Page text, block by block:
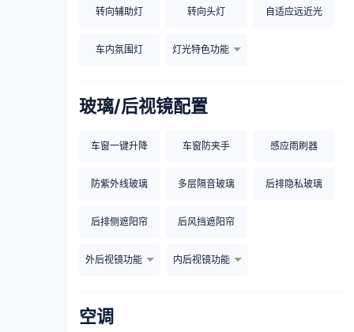
转向辅助灯 转向头灯 自适应远近光
车内氛围灯 灯光特色功能
玻璃/后视镜配置
车窗一键升降 车窗防夹手 感应雨刷器
防紫外线玻璃 多层隔音玻璃 后排隐私玻璃
后排侧遮阳帘 后风挡遮阳帘
外后视镜功能 内后视镜功能
空调